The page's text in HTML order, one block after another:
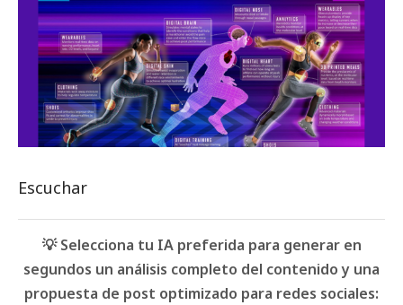
Escuchar
💡 Selecciona tu IA preferida para generar en
segundos un análisis completo del contenido y una
propuesta de post optimizado para redes sociales: